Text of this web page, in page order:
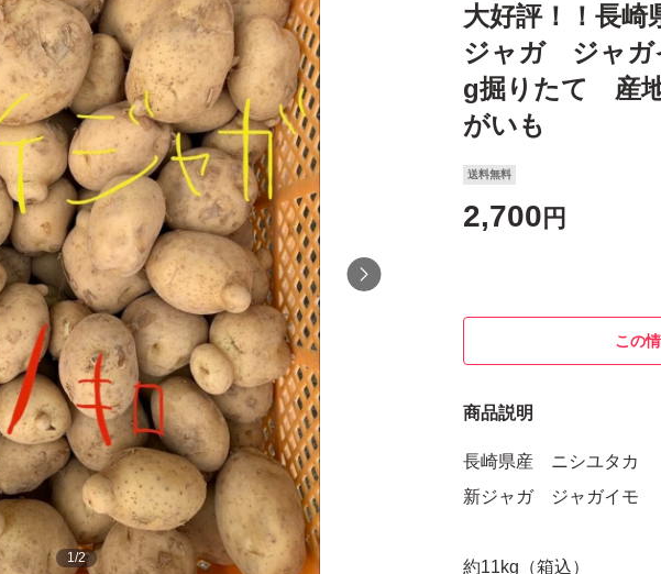
1/2
大好評！！長
ジャガ ジャガ
g掘りたて 産
がいも
送料無料
2,700 円
この
商品説明
長崎県産 ニシユタカ
新ジャガ ジャガイモ
約11kg（箱込）